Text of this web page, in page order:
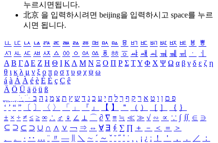
누르시면됩니다.
北京 을 입력하시려면 beijing을 입력하시고 space를 누르
시면 됩니다.
ㅥ ㅦ ㅧ ㅨ ㅩ ㅪ ㅫ ㅬ ㅭ ㅮ ㅯ ㅰ ㅱ ㅲ ㅳ ㅴ ㅵ ㅶ ㅷ ㅸ
ㅹ
ㅺ ㅻ ㅼ ㅽ ㅾ ㅿ ㆀ ㆁ ㆂ ㆃ ㆄ ㆅ ㆆ ㆇ ㆈ ㆉ ㆊ ㆋ ㆌ ㆍ
ㆎ
Α Β ΓΔ Ε Ζ Η Θ Ι ΚΛ Μ Ν Ξ Ο Π Ρ Σ ΤΥ Φ Χ Ψ Ω α β γ δ ε ζ η
θ ι κ λ μ ν ξ ο π ρ σ τ υ φ χ ψ ω
á à Á À é è É È ç Ç ê
Ä Ö Ü ä ö ü ß
ִֶֹ ֻּ ׁׂ פ ם ן ו ט א ר ק ף ך ל ח י ע כ ג ד ש ץ ת צ מ נ ה ב
‘ ’ “ ” 〔 〕 〈 〉 「 」 『 』 【 】 ＂ （ ） ［ ］ ｛ ｝
± × ÷ ≠ ≤ ≥ ∞ ∴ ♂ ♀ ∠ ⊥ ⌒ ∂ ∇ ≡ ≒ ≪ ≫ √ ∽ ∝ ∵ ∫ ∬ ∈ ∋
⊆ ⊇ ⊂ ⊃ ∪ ∩ ∧ ∨ ￢ ⇒ ⇔ ∀ ∃ ∮ ∑ ∏ ＋ － ＜ ＝
＞
、
。 · ‥ … ¨ 〃 ― ＼ ∼ ´ ～ ˇ ˘ ˝ ˚ ˙ ¸ ¡ ¿ ː ！ ＇ ， ． ／
：